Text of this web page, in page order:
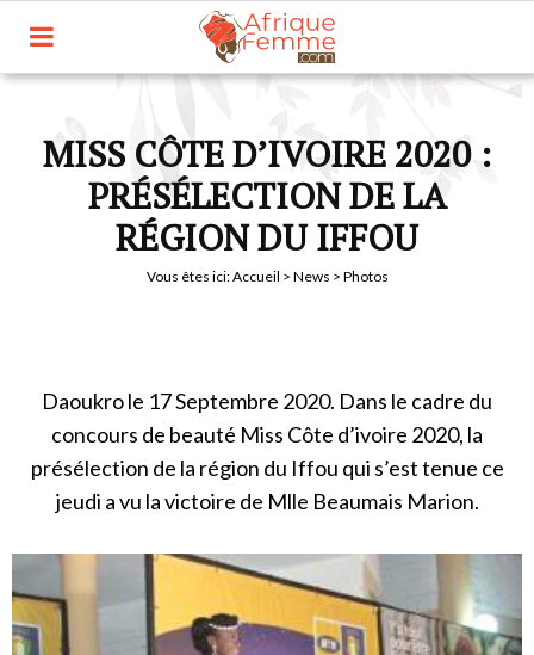
MISS CÔTE D’IVOIRE 2020 :
PRÉSÉLECTION DE LA
RÉGION DU IFFOU
Vous êtes ici:Accueil > News > Photos
Daoukro le 17 Septembre 2020. Dans le cadre du
concours de beauté Miss Côte d’ivoire 2020, la
présélection de la région du Iffou qui s’est tenue ce
jeudi a vu la victoire de Mlle Beaumais Marion.